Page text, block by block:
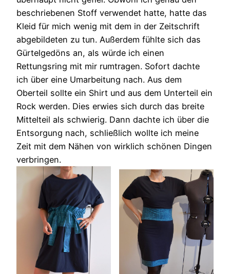
beschriebenen Stoff verwendet hatte, hatte das
Kleid für mich wenig mit dem in der Zeitschrift
abgebildeten zu tun. Außerdem fühlte sich das
Gürtelgedöns an, als würde ich einen
Rettungsring mit mir rumtragen. Sofort dachte
ich über eine Umarbeitung nach. Aus dem
Oberteil sollte ein Shirt und aus dem Unterteil ein
Rock werden. Dies erwies sich durch das breite
Mittelteil als schwierig. Dann dachte ich über die
Entsorgung nach, schließlich wollte ich meine
Zeit mit dem Nähen von wirklich schönen Dingen
verbringen.